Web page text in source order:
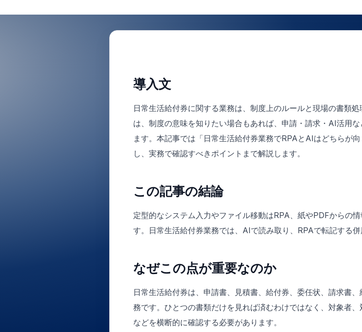
導入文
日常生活給付券に関する業務は、制度上のルールと現場の書類
は、制度の意味を知りたい場合もあれば、申請・請求・AI活用
ます。本記事では「日常生活給付券業務でRPAとAIはどちらが
し、実務で確認すべきポイントまで解説します。
この記事の結論
定型的なシステム入力やファイル移動はRPA、紙やPDFからの
す。日常生活給付券業務では、AIで読み取り、RPAで転記する併
なぜこの点が重要なのか
日常生活給付券は、申請書、見積書、給付券、委任状、請求書
務です。ひとつの書類だけを見れば済むわけではなく、対象者
などを横断的に確認する必要があります。